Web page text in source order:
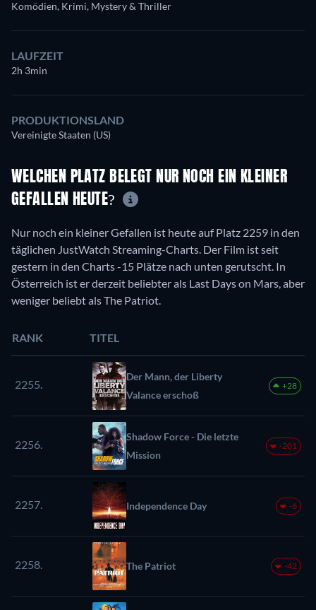
Komödien, Krimi, Mystery & Thriller
LAUFZEIT
2h 3min
PRODUKTIONSLAND
Vereinigte Staaten (US)
WELCHEN PLATZ BELEGT NUR NOCH EIN KLEINER
GEFALLEN HEUTE?
Nur noch ein kleiner Gefallen ist heute auf Platz 2259 in den
täglichen JustWatch Streaming-Charts. Der Film ist seit
gestern in den Charts -15 Plätze nach unten gerutscht. In
Österreich ist er derzeit beliebter als Last Days on Mars, aber
weniger beliebt als The Patriot.
RANK TITEL
2255.
Der Mann, der Liberty
Valance erschoß
+28
2256.
Shadow Force - Die letzte
Mission
-201
2257. Independence Day -6
2258. The Patriot -42